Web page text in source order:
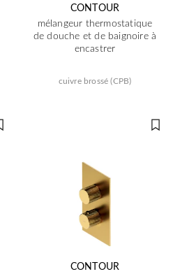
CONTOUR
mélangeur thermostatique
de douche et de baignoire à
encastrer
cuivre brossé (CPB)
CONTOUR